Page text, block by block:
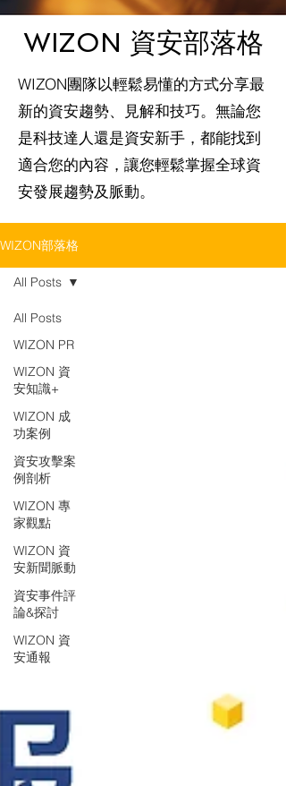
WIZON 資安部落格
WIZON團隊以輕鬆易懂的方式分享最
新的資安趨勢、見解和技巧。無論您
是科技達人還是資安新手，都能找到
適合您的內容，讓您輕鬆掌握全球資
安發展趨勢及脈動。
WIZON部落格
All Posts
WIZON PR
WIZON 資
安知識+
WIZON 成
功案例
資安攻擊案
例剖析
WIZON 專
家觀點
WIZON 資
安新聞脈動
資安事件評
論&探討
WIZON 資
安通報
All Posts